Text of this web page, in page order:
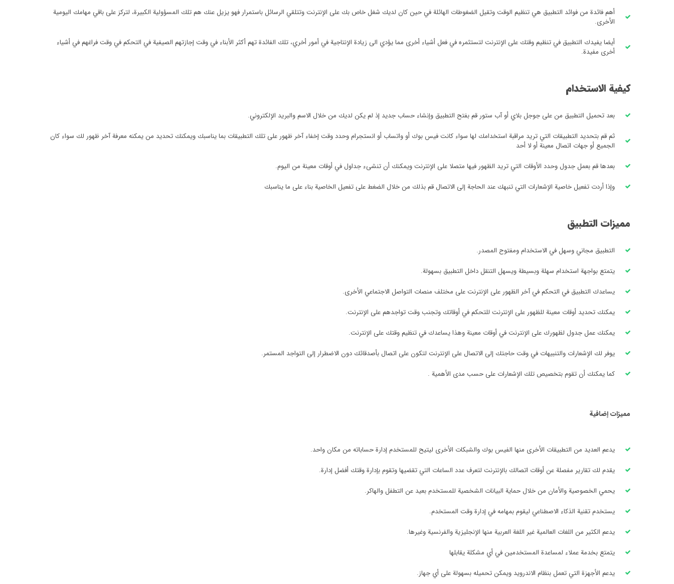
أهم فائدة من فوائد التطبيق هي تنظيم الوقت وتقيل الضغوطات الهائلة في حين كان لديك شغل خاص بك على الإنترنت وتتلقي الرسائل باستمرار فهو يزيل عنك هم تلك المسؤولية الكبيرة، لتركز على باقي مهامك اليومية
الأخرى.
أيضا يفيدك التطبيق في تنظيم وقتك على الإنترنت لتستثمره في فعل أشياء أخرى مما يؤدي الى زيادة الإنتاجية في أمور أخري، تلك الفائدة تهم أكثر الأبناء في وقت إجازتهم الصيفية في التحكم في وقت فراغهم في أشياء
أخرى مفيدة.
كيفية الاستخدام
بعد تحميل التطبيق من على جوجل بلاي أو آب ستور قم بفتح التطبيق وإنشاء حساب جديد إذ لم يكن لديك من خلال الاسم والبريد الإلكتروني.
ثم قم بتحديد التطبيقات التي تريد مراقبة استخدامك لها سواء كانت فيس بوك أو واتساب أو انستجرام وحدد وقت إخفاء آخر ظهور على تلك التطبيقات بما يناسبك ويمكنك تحديد من يمكنه معرفة آخر ظهور لك سواء كان
الجميع أو جهات اتصال معينة أو لا أحد
بعدها قم بعمل جدول وحدد الأوقات التي تريد الظهور فيها متصلا على الإنترنت ويمكنك أن تنشىء جداول في أوقات معينة من اليوم.
وإذا أردت تفعيل خاصية الإشعارات التي تنبهك عند الحاجة إلى الاتصال قم بذلك من خلال الضغط على تفعيل الخاصية بناء على ما يناسبك
مميزات التطبيق
التطبيق مجاني وسهل في الاستخدام ومفتوح المصدر.
يتمتع بواجهة استخدام سهلة وبسيطة ويسهل التنقل داخل التطبيق بسهولة.
يساعدك التطبيق في التحكم في آخر الظهور على الإنترنت على مختلف منصات التواصل الاجتماعي الأخرى.
يمكنك تحديد أوقات معينة للظهور على الإنترنت للتحكم في أوقاتك وتجنب وقت تواجدهم على الإنترنت.
يمكنك عمل جدول لظهورك على الإنترنت في أوقات معينة وهذا يساعدك في تنظيم وقتك على الإنترنت.
يوفر لك الإشعارات والتنبيهات في وقت حاجتك إلى الاتصال على الإنترنت لتكون على اتصال بأصدقائك دون الاضطرار إلى التواجد المستمر.
كما يمكنك أن تقوم بتخصيص تلك الإشعارات على حسب مدى الأهمية .
مميزات إضافية
يدعم العديد من التطبيقات الأخرى منها الفيس بوك والشبكات الأخرى ليتيح للمستخدم إدارة حساباته من مكان واحد.
يقدم لك تقارير مفصلة عن أوقات اتصالك بالإنترنت لتعرف عدد الساعات التي تقضيها وتقوم بإدارة وقتك أفضل إدارة.
يحمي الخصوصية والأمان من خلال حماية البيانات الشخصية للمستخدم بعيد عن التطفل والهاكر.
يستخدم تقنية الذكاء الاصطناعي ليقوم بمهامه في إدارة وقت المستخدم.
يدعم الكثير من اللغات العالمية غير اللغة العربية منها الإنجليزية والفرنسية وغيرها.
يتمتع بخدمة عملاء لمساعدة المستخدمين في أي مشكلة يقابلها
يدعم الأجهزة التي تعمل بنظام الاندرويد ويمكن تحميله بسهولة على أي جهاز.